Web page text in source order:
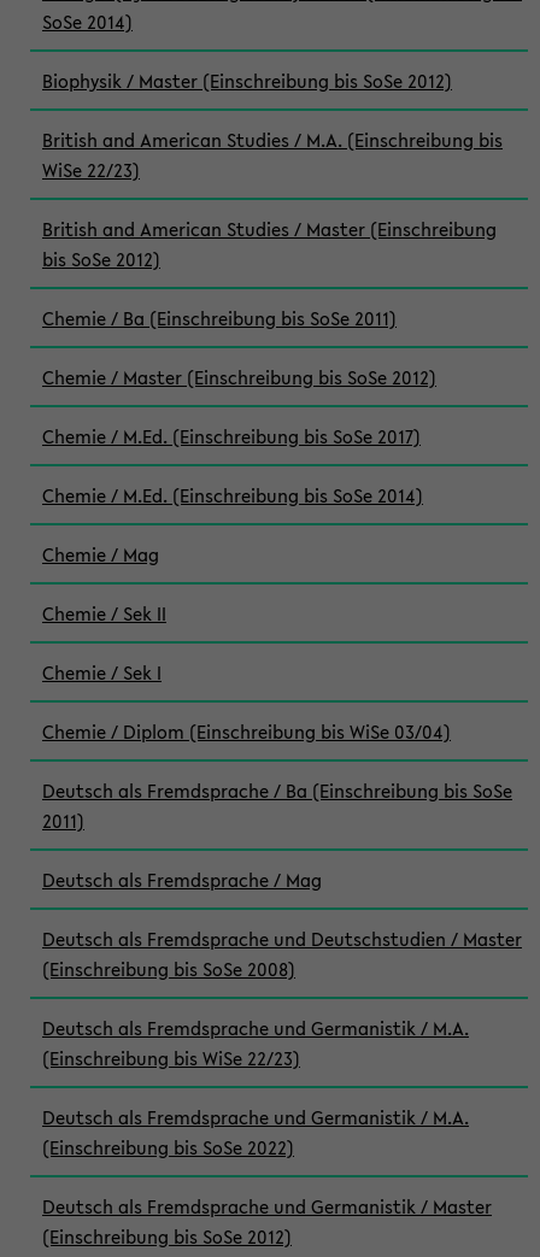
SoSe 2014)
Biophysik / Master (Einschreibung bis SoSe 2012)
British and American Studies / M.A. (Einschreibung bis
WiSe 22/23)
British and American Studies / Master (Einschreibung
bis SoSe 2012)
Chemie / Ba (Einschreibung bis SoSe 2011)
Chemie / Master (Einschreibung bis SoSe 2012)
Chemie / M.Ed. (Einschreibung bis SoSe 2017)
Chemie / M.Ed. (Einschreibung bis SoSe 2014)
Chemie / Mag
Chemie / Sek II
Chemie / Sek I
Chemie / Diplom (Einschreibung bis WiSe 03/04)
Deutsch als Fremdsprache / Ba (Einschreibung bis SoSe
2011)
Deutsch als Fremdsprache / Mag
Deutsch als Fremdsprache und Deutschstudien / Master
(Einschreibung bis SoSe 2008)
Deutsch als Fremdsprache und Germanistik / M.A.
(Einschreibung bis WiSe 22/23)
Deutsch als Fremdsprache und Germanistik / M.A.
(Einschreibung bis SoSe 2022)
Deutsch als Fremdsprache und Germanistik / Master
(Einschreibung bis SoSe 2012)